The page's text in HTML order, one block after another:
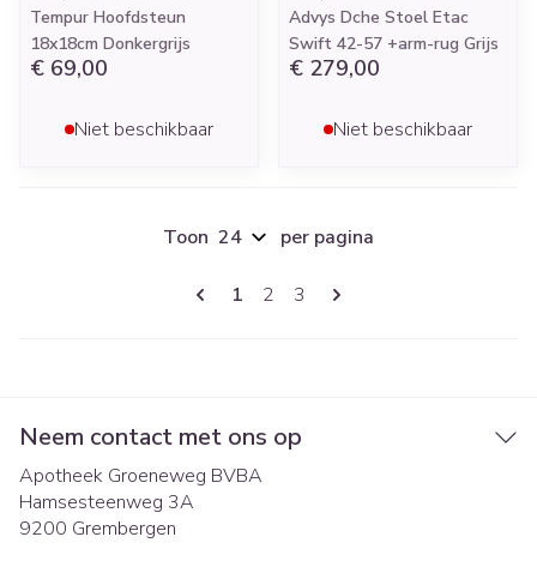
Tempur Hoofdsteun
18x18cm Donkergrijs
€ 69,00
Niet beschikbaar
Advys Dche Stoel Etac
Swift 42-57 +arm-rug Grijs
€ 279,00
Niet beschikbaar
Pagina's
U lees momenteel pagina
1 Pagina
2 Pagina
3
Toon per pagina
Neem contact met ons op
Apotheek Groeneweg BVBA
Hamsesteenweg 3A
9200 Grembergen